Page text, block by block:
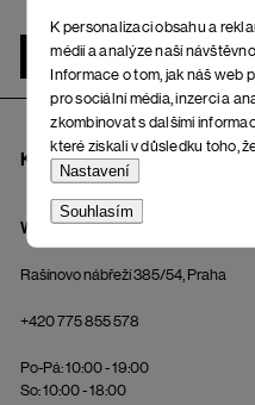
K personalizaci obsahu a
médií a analýze naší
Informace o tom, jak náš web
pro sociální média, inzerci a
zkombinovat s dalšími
které získali v důsledku toho,
Nastavení
Souhlasím
ŽENA
KAMENNÉ PRODEJNY
Wooxusní Šatna - Praha
Rašínovo nábřeží 385/54, Praha
+420 775 855 578
Po-Pá: 10:00 - 19:00
So: 10:00 - 18:00